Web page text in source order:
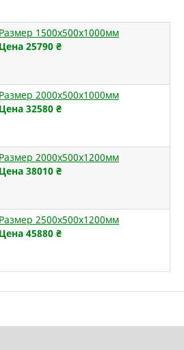
Размер 1500х500х1000мм
Цена 25790 ₴
Размер 2000х500х1000мм
Цена 32580 ₴
Размер 2000х500х1200мм
Цена 38010 ₴
Размер 2500х500х1200мм
Цена 45880 ₴